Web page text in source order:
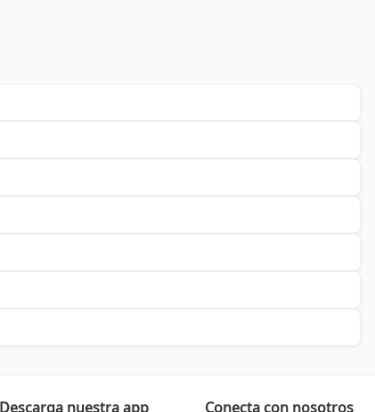
Descarga nuestra app Conecta con nosotros